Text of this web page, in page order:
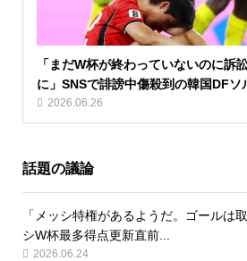
「まだW杯が終わっていないのに訴
に」SNSで誹謗中傷殺到の韓国DFソ
2026.06.26
話題の議論
「メッシ特権があるようだ。ゴールは
シW杯最多得点更新直前...
2026.06.24